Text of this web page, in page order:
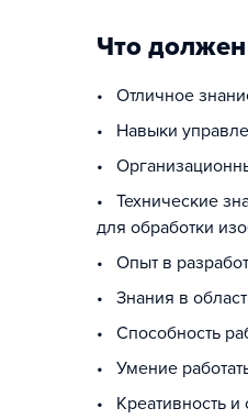
Что
• Отличное
• Навыки
•
• Технические
для обработки
• Опыт в
• Знания в
• Способность
• Умение
• Креативность